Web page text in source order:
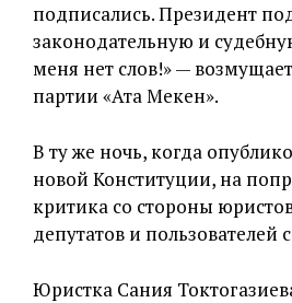
подписались. Президент
законодательную и
меня нет слов!» —
партии «Ата Мекен».
В ту же ночь, когда
новой Конституции, на
критика со стороны
депутатов и пользователей
Юристка Сания